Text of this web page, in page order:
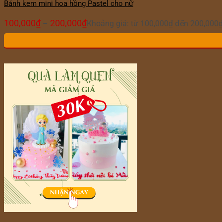
Bánh kem mini hoa hồng Pastel cho nữ
100,000₫ – 200,000₫Khoảng giá: từ 100,000₫ đến